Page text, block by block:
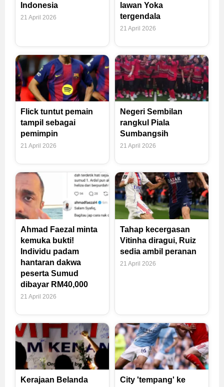
Indonesia
21 April 2026
lawan Yoka
tergendala
21 April 2026
Flick tuntut pemain
tampil sebagai
pemimpin
21 April 2026
Negeri Sembilan
rangkul Piala
Sumbangsih
21 April 2026
Ahmad Faezal minta
kemuka bukti!
Individu padam
hantaran dakwa
peserta Sumud
dibayar RM40,000
21 April 2026
Tahap kecergasan
Vitinha diragui, Ruiz
sedia ambil peranan
21 April 2026
Kerajaan Belanda
City 'tempang' ke